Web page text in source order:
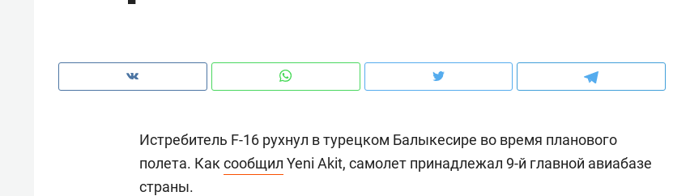
Истребитель F-16 рухнул в турецком Балыкесире во время планового
полета. Как сообщил Yeni Akit, самолет принадлежал 9-й главной авиабазе
страны.